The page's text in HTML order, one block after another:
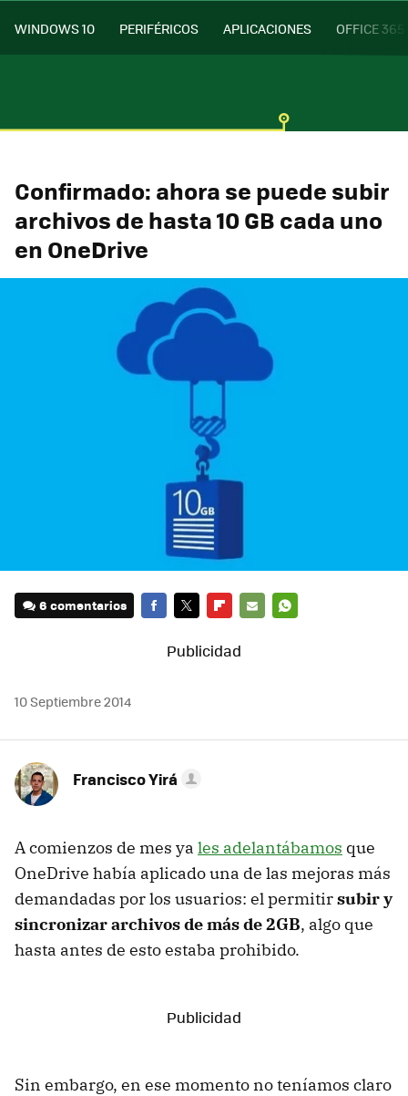
WINDOWS 10 PERIFÉRICOS APLICACIONES OFFICE 365
Confirmado: ahora se puede subir
archivos de hasta 10 GB cada uno
en OneDrive
6 comentarios
MAIL
10 Septiembre 2014
Francisco Yirá
A comienzos de mes ya les adelantábamos que
OneDrive había aplicado una de las mejoras más
demandadas por los usuarios: el permitirsubir y
sincronizar archivos de más de 2GB, algo que
hasta antes de esto estaba prohibido.
Sin embargo, en ese momento no teníamos claro